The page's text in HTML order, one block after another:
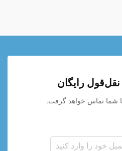
رایگان
با شما تماس خواهد گرفت.